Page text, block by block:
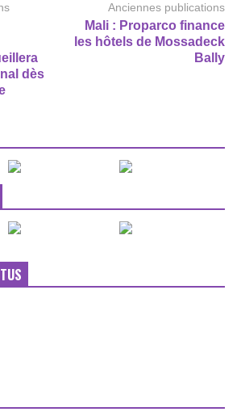
dès
Anciennes publications
Mali : Proparco finance
les hôtels de Mossadeck
Bally